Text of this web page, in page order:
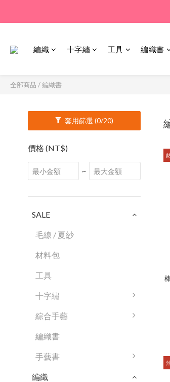
編織 十字繡 工具 編織書
全部商品 /編織書
套用篩選 (0/20)
價格 (NT$)
~
SALE
毛線 / 夏紗
材料包
工具
十字繡
綜合手藝
編織書
手藝書
編織